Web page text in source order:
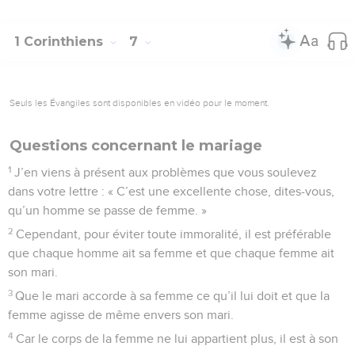
1 Corinthiens 7
Seuls les Évangiles sont disponibles en vidéo pour le moment.
Questions concernant le mariage
1 J’en viens à présent aux problèmes que vous soulevez
dans votre lettre : « C’est une excellente chose, dites-vous,
qu’un homme se passe de femme. »
2 Cependant, pour éviter toute immoralité, il est préférable
que chaque homme ait sa femme et que chaque femme ait
son mari.
3 Que le mari accorde à sa femme ce qu’il lui doit et que la
femme agisse de même envers son mari.
4 Car le corps de la femme ne lui appartient plus, il est à son